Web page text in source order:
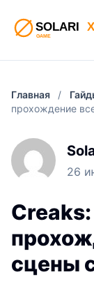
Главная /
прохождение
26
сцены